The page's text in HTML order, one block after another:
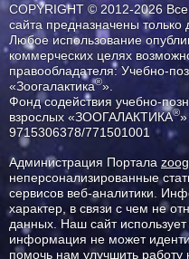
COPYRIGHT © 2012-2026
сайта предназначены только
Любое использование
коммерческих целях
правообладателя: Учебно-
«Зоогалактика®».
Фонд содействия учебно-
взрослых «ЗООГАЛАКТИКА®
9715306378/771501001
Администрация Портала
неперсонализированные
сервисов веб-аналитики.
характер, в связи с чем не
данных. Наш сайт
информация не может
помочь нам улучшить